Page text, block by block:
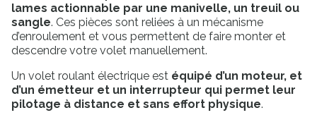
lames actionnable par une manivelle, un treuil ou
sangle. Ces pièces sont reliées à un mécanisme
d’enroulement et vous permettent de faire monter et
descendre votre volet manuellement.
Un volet roulant électrique est équipé d’un moteur, et
d’un émetteur et un interrupteur qui permet leur
pilotage à distance et sans effort physique.